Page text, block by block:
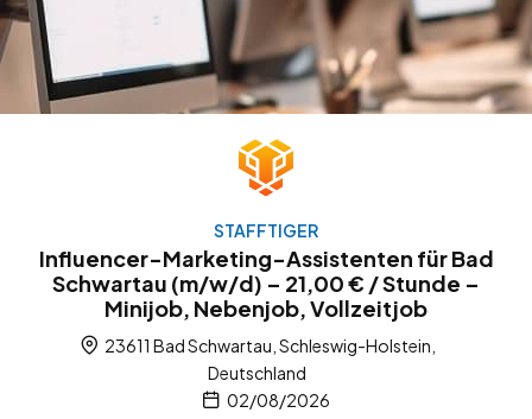
STAFFTIGER
Influencer-Marketing-Assistenten für Bad
Schwartau (m/w/d) – 21,00 € / Stunde –
Minijob, Nebenjob, Vollzeitjob
23611 Bad Schwartau, Schleswig-Holstein,
Deutschland
02/08/2026